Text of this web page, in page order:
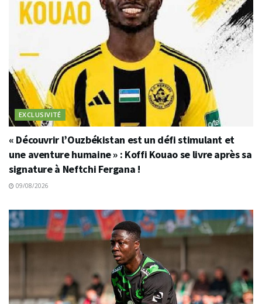
EXCLUSIVITÉ
« Découvrir l’Ouzbékistan est un défi stimulant et
une aventure humaine » : Koffi Kouao se livre après sa
signature à Neftchi Fergana !
09/08/2026